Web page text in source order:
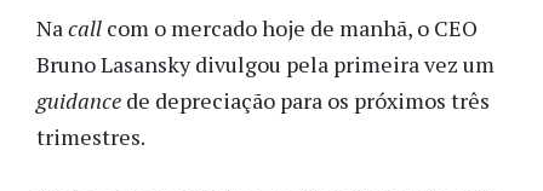
Nacall com o mercado hoje de manhã, o CEO
Bruno Lasansky divulgou pela primeira vez um
guidance de depreciação para os próximos três
trimestres.